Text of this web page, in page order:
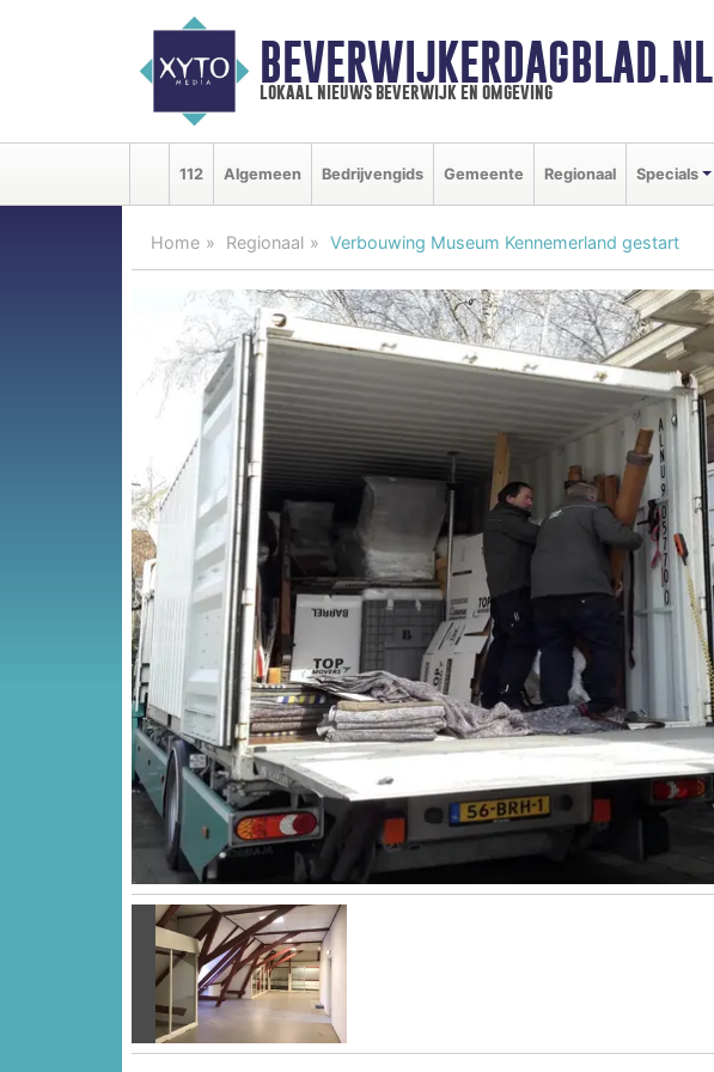
BEVERWIJKERDAGBLAD.NL
lokaal nieuws beverwijk en omgeving
112 Algemeen Bedrijvengids Gemeente Regionaal Specials
Home Regionaal Verbouwing Museum Kennemerland gestart
Vorige